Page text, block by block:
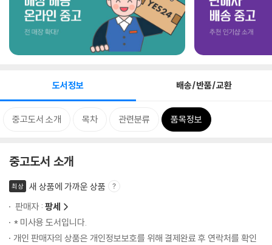
도서정보 배송/반품/교환
중고도서 소개 목차 관련분류 품목정보
중고도서 소개
최상
새 상품에 가까운 상품
판매자 : 팡세
* 미사용 도서입니다.
개인 판매자의 상품은 개인정보보호를 위해 결제완료 후 연락처를 확인